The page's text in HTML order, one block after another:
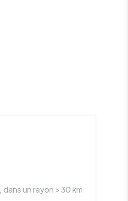
, dans un rayon >30km